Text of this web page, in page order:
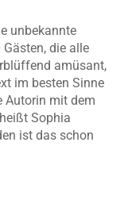
unbekannte
die alle
amüsant,
im besten Sinne
Autorin mit dem
Sophia
ist das schon